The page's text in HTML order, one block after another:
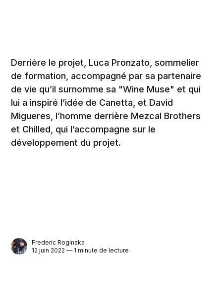
Derrière le projet, Luca Pronzato, sommelier
de formation, accompagné par sa partenaire
de vie qu’il surnomme sa "Wine Muse" et qui
lui a inspiré l’idée de Canetta, et David
Migueres, l’homme derrière Mezcal Brothers
et Chilled, qui l’accompagne sur le
développement du projet.
Frederic Roginska
12 juin 2022 — 1 minute de lecture